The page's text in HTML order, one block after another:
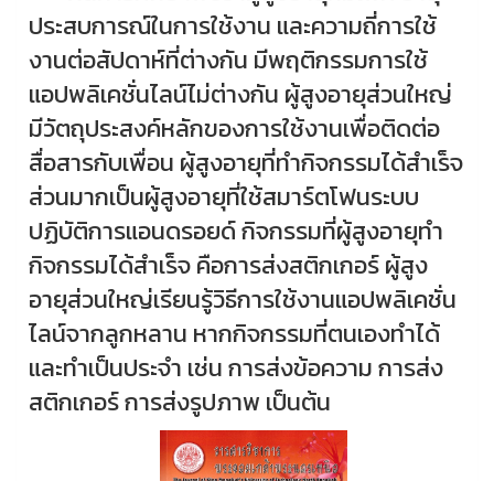
ประสบการณ์ในการใช้งาน และความถี่การใช้
งานต่อสัปดาห์ที่ต่างกัน มีพฤติกรรมการใช้
แอปพลิเคชั่นไลน์ไม่ต่างกัน ผู้สูงอายุส่วนใหญ่
มีวัตถุประสงค์หลักของการใช้งานเพื่อติดต่อ
สื่อสารกับเพื่อน ผู้สูงอายุที่ทำกิจกรรมได้สำเร็จ
ส่วนมากเป็นผู้สูงอายุที่ใช้สมาร์ตโฟนระบบ
ปฏิบัติการแอนดรอยด์ กิจกรรมที่ผู้สูงอายุทำ
กิจกรรมได้สำเร็จ คือการส่งสติกเกอร์ ผู้สูง
อายุส่วนใหญ่เรียนรู้วิธีการใช้งานแอปพลิเคชั่น
ไลน์จากลูกหลาน หากกิจกรรมที่ตนเองทำได้
และทำเป็นประจำ เช่น การส่งข้อความ การส่ง
สติกเกอร์ การส่งรูปภาพ เป็นต้น